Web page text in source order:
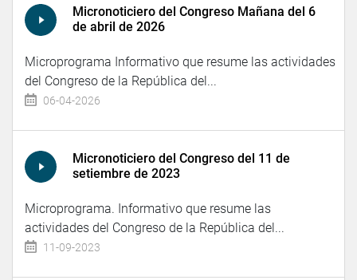
Micronoticiero del Congreso Mañana del 6
de abril de 2026
Microprograma Informativo que resume las actividades
del Congreso de la República del...
06-04-2026
Micronoticiero del Congreso del 11 de
setiembre de 2023
Microprograma. Informativo que resume las
actividades del Congreso de la República del...
11-09-2023